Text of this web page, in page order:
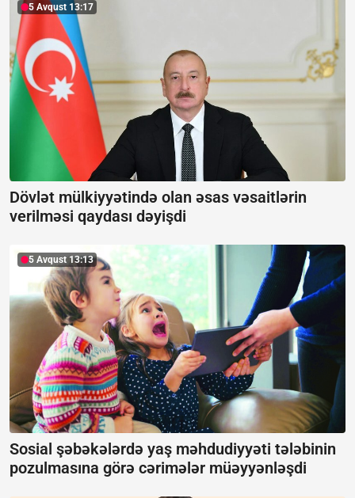
5 Avqust 13:17
Dövlət mülkiyyətində olan əsas vəsaitlərin
verilməsi qaydası dəyişdi
5 Avqust 13:13
Sosial şəbəkələrdə yaş məhdudiyyəti tələbinin
pozulmasına görə cərimələr müəyyənləşdi